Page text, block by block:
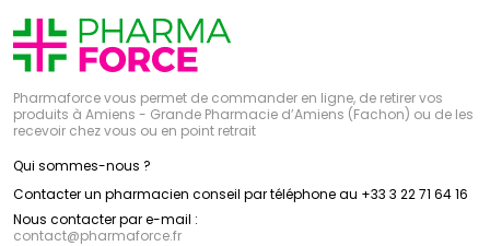
Pharmaforce vous permet de commander en ligne, de retirer vos
produits à Amiens - Grande Pharmacie d’Amiens (Fachon) ou de les
recevoir chez vous ou en point retrait
Qui sommes-nous ?
Contacter un pharmacien conseil par téléphone au +33 3 22 71 64 16
Nous contacter par e-mail :
contact@pharmaforce.fr